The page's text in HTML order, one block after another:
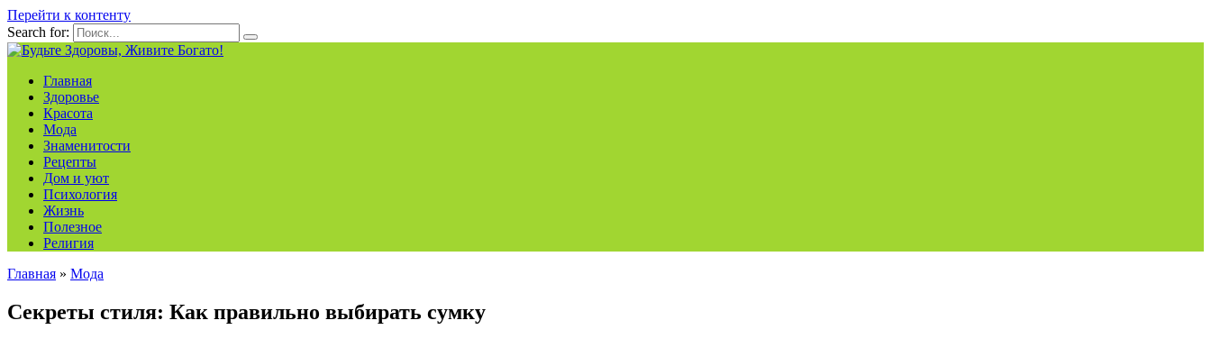
Перейти к контенту
Search for:
Главная
Здоровье
Красота
Мода
Знаменитости
Рецепты
Дом и уют
Психология
Жизнь
Полезное
Религия
Главная » Мода
Секреты стиля: Как правильно выбирать сумку